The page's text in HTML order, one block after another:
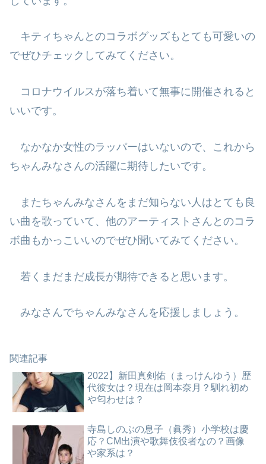
キティちゃんとのコラボグッズもとても可愛いの
でぜひチェックしてみてください。
コロナウイルスが落ち着いて無事に開催されると
いいです。
なかなか女性のラッパーはいないので、これから
ちゃんみなさんの活躍に期待したいです。
またちゃんみなさんをまだ知らない人はとても良
い曲を歌っていて、他のアーティストさんとのコラ
ボ曲もかっこいいのでぜひ聞いてみてください。
若くまだまだ成長が期待できると思います。
みなさんでちゃんみなさんを応援しましょう。
関連記事
2022】新田真剣佑（まっけんゆう）歴
代彼女は？現在は岡本奈月？馴れ初め
や匂わせは？
寺島しのぶの息子（眞秀）小学校は慶
応？CM出演や歌舞伎役者なの？画像
や家系は？